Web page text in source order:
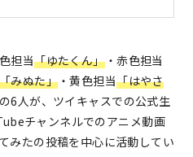
担当「ゆたくん」・赤色担当
「みぬた」 ・黄色担当「はやさ
6人が、ツイキャスでの公式生
チャンネルでのアニメ動画
みたの投稿を中心に活動してい